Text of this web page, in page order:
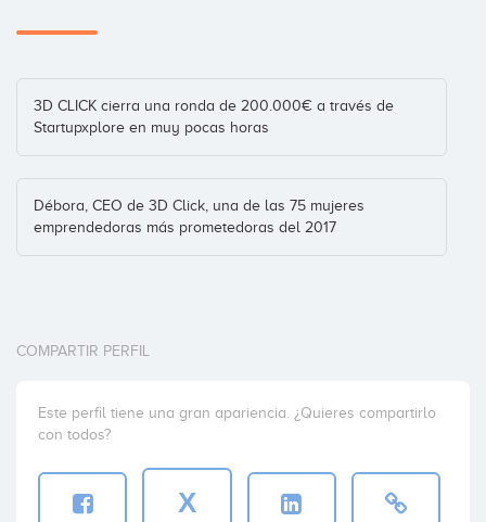
3D CLICK cierra una ronda de 200.000€ a través de
Startupxplore en muy pocas horas
Débora, CEO de 3D Click, una de las 75 mujeres
emprendedoras más prometedoras del 2017
COMPARTIR PERFIL
Este perfil tiene una gran apariencia. ¿Quieres compartirlo
con todos?
X